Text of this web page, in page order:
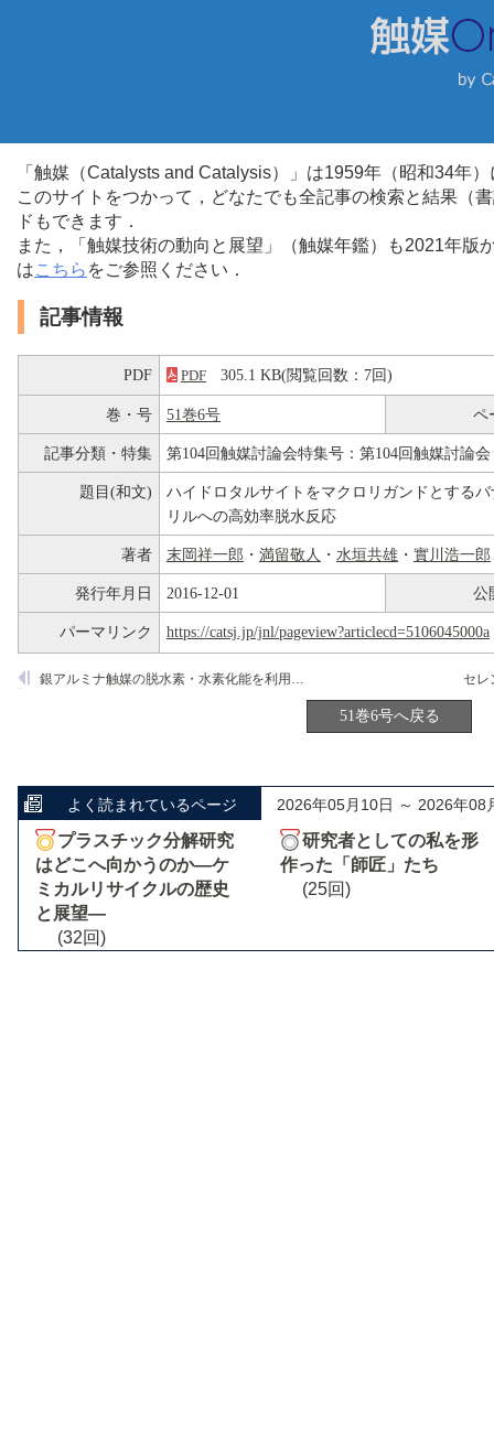
「触媒（Catalysts and Catalysis）」は1959年（昭和34年
このサイトをつかって，どなたでも全記事の検索と結果（
ドもできます．
また，「触媒技術の動向と展望」（触媒年鑑）も2021年
はこちら をご参照ください．
記事情報
PDF PDF 305.1 KB(閲覧回数：7回)
巻・号 51巻6号 ペ
記事分類・特集 第104回触媒討論会特集号：第104回触媒討論会
題目(和文)
ハイドロタルサイトをマクロリガンドとする
リルへの高効率脱水反応
著者 末岡祥一郎 ・ 満留敬人 ・ 水垣共雄 ・ 實川浩一郎
発行年月日 2016-12-01 公
パーマリンク https://catsj.jp/jnl/pageview?articlecd=5106045000a
銀アルミナ触媒の脱水素・水素化能を利用したOne-pot C-C，C-N結合形成反応
51巻6号へ戻る
よく読まれているページ 2026年05月10日 ～ 2026年08
プラスチック分解研究
はどこへ向かうのか―ケ
ミカルリサイクルの歴史
と展望―
(32回)
研究者としての私を形
作った「師匠」たち
(25回)